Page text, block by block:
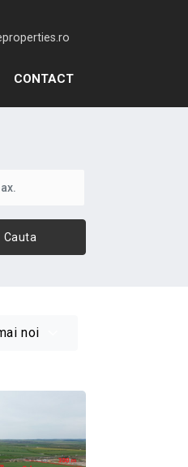
CONTACT
Cauta
noi